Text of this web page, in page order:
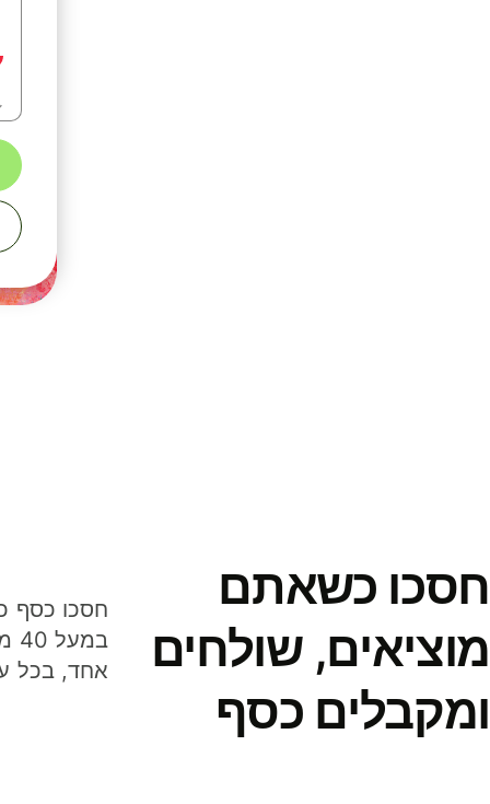
חסכו כשאתם
מוציאים, שולחים
ומקבלים כסף
אחד, בכל